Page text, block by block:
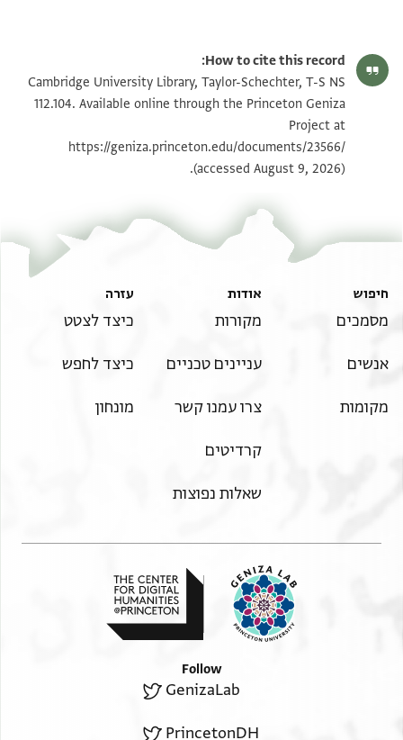
T-S NS 112.104 1v הגדל וסובב
תנאי היתר שימוש בתצלום
How to cite this record:
Cambridge University Library, Taylor-Schechter, T-S NS
112.104. Available online through the Princeton Geniza
Project at
https://geniza.princeton.edu/documents/23566/
(accessed August 9, 2026).
חיפוש
מסמכים
אנשים
מקומות
אודות
מקורות
עניינים טכניים
צרו עמנו קשר
קרדיטים
שאלות נפוצות
עזרה
כיצד לצטט
כיצד לחפש
מונחון
Follow
GenizaLab
PrincetonDH